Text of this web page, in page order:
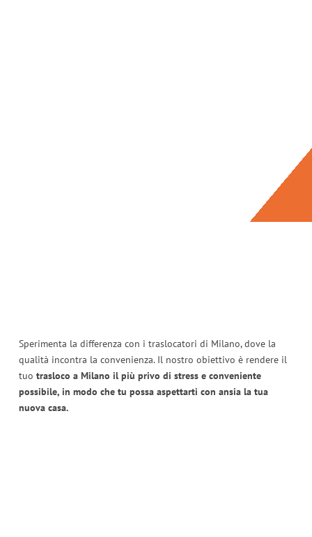
Sperimenta la differenza con i traslocatori di Milano, dove la
qualità incontra la convenienza. Il nostro obiettivo è rendere il
tuo trasloco a Milano il più privo di stress e conveniente
possibile, in modo che tu possa aspettarti con ansia la tua
nuova casa.